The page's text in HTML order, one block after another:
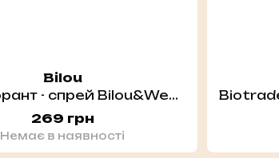
Bilou
Дезодорант - спрей Bilou&Wednesday Deodorant Spray Solitude Suits Me 150 мл
269 грн
Немає в наявності